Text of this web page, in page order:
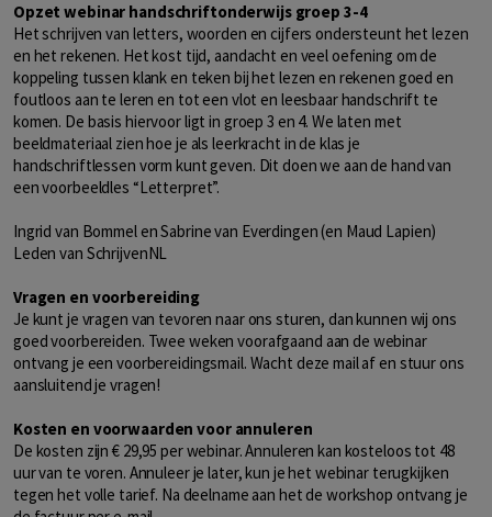
Opzet webinar handschriftonderwijs groep 3-4
Het schrijven van letters, woorden en cijfers ondersteunt het lezen
en het rekenen. Het kost tijd, aandacht en veel oefening om de
koppeling tussen klank en teken bij het lezen en rekenen goed en
foutloos aan te leren en tot een vlot en leesbaar handschrift te
komen. De basis hiervoor ligt in groep 3 en 4. We laten met
beeldmateriaal zien hoe je als leerkracht in de klas je
handschriftlessen vorm kunt geven. Dit doen we aan de hand van
een voorbeeldles “Letterpret”.
Ingrid van Bommel en Sabrine van Everdingen (en Maud Lapien)
Leden van SchrijvenNL
Vragen en voorbereiding
Je kunt je vragen van tevoren naar ons sturen, dan kunnen wij ons
goed voorbereiden. Twee weken voorafgaand aan de webinar
ontvang je een voorbereidingsmail. Wacht deze mail af en stuur ons
aansluitend je vragen!
Kosten en voorwaarden voor annuleren
De kosten zijn € 29,95 per webinar. Annuleren kan kosteloos tot 48
uur van te voren. Annuleer je later, kun je het webinar terugkijken
tegen het volle tarief. Na deelname aan het de workshop ontvang je